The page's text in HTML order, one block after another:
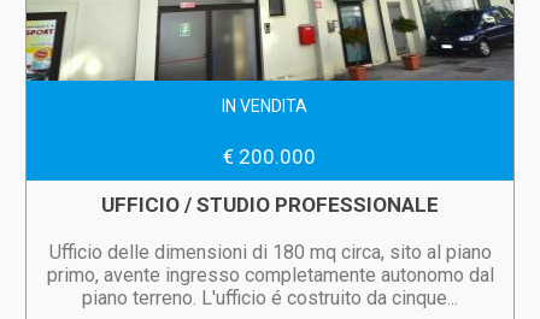
IN VENDITA
€ 200.000
UFFICIO / STUDIO PROFESSIONALE
Ufficio delle dimensioni di 180 mq circa, sito al piano
primo, avente ingresso completamente autonomo dal
piano terreno. L'ufficio é costruito da cinque...